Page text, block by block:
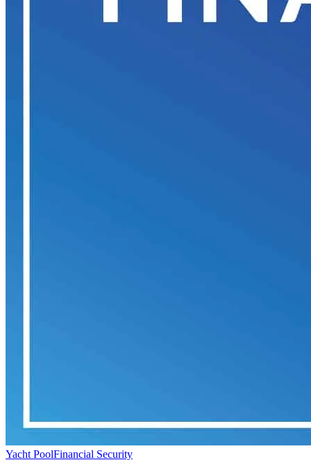
Yacht PoolFinancial Security